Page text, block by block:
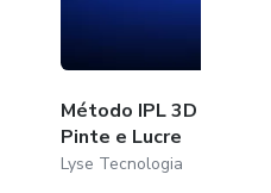
Método IPL 3D -
Pinte e Lucre
Lyse Tecnologia